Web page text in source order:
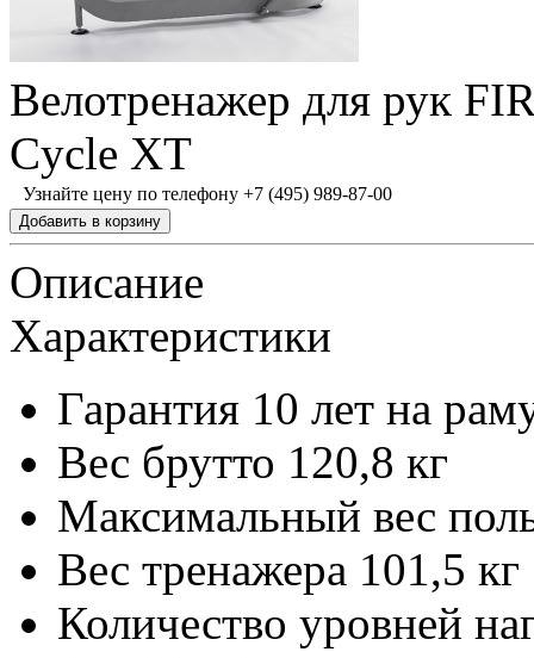
Велотренажер для рук
Cycle XT
Узнайте цену по телефону +7 (495) 989-87-00
Описание
Характеристики
Гарантия 10 лет на
Вес брутто 120,8 кг
Максимальный вес
Вес тренажера 101,5 кг
Количество уровней